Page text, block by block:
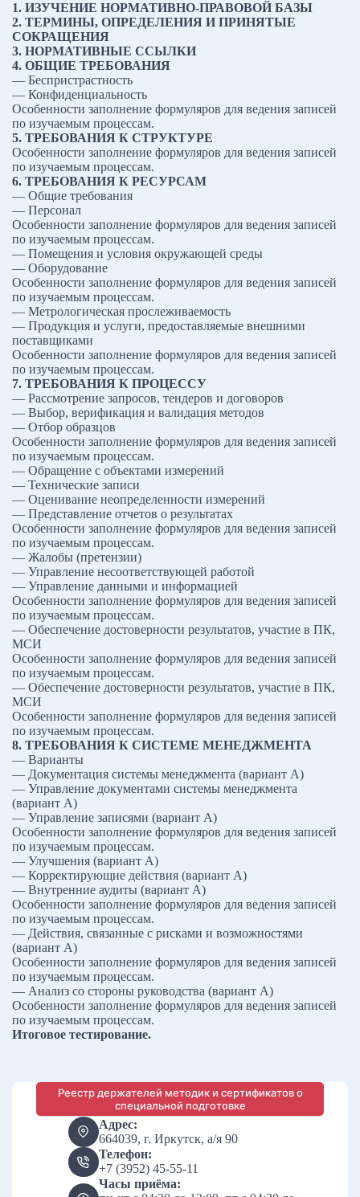
1. ИЗУЧЕНИЕ НОРМАТИВНО-ПРАВОВОЙ БАЗЫ
2. ТЕРМИНЫ, ОПРЕДЕЛЕНИЯ И ПРИНЯТЫЕ
СОКРАЩЕНИЯ
3. НОРМАТИВНЫЕ ССЫЛКИ
4. ОБЩИЕ ТРЕБОВАНИЯ
— Беспристрастность
— Конфиденциальность
Особенности заполнение формуляров для ведения записей
по изучаемым процессам.
5. ТРЕБОВАНИЯ К СТРУКТУРЕ
Особенности заполнение формуляров для ведения записей
по изучаемым процессам.
6. ТРЕБОВАНИЯ К РЕСУРСАМ
— Общие требования
— Персонал
Особенности заполнение формуляров для ведения записей
по изучаемым процессам.
— Помещения и условия окружающей среды
— Оборудование
Особенности заполнение формуляров для ведения записей
по изучаемым процессам.
— Метрологическая прослеживаемость
— Продукция и услуги, предоставляемые внешними
поставщиками
Особенности заполнение формуляров для ведения записей
по изучаемым процессам.
7. ТРЕБОВАНИЯ К ПРОЦЕССУ
— Рассмотрение запросов, тендеров и договоров
— Выбор, верификация и валидация методов
— Отбор образцов
Особенности заполнение формуляров для ведения записей
по изучаемым процессам.
— Обращение с объектами измерений
— Технические записи
— Оценивание неопределенности измерений
— Представление отчетов о результатах
Особенности заполнение формуляров для ведения записей
по изучаемым процессам.
— Жалобы (претензии)
— Управление несоответствующей работой
— Управление данными и информацией
Особенности заполнение формуляров для ведения записей
по изучаемым процессам.
— Обеспечение достоверности результатов, участие в ПК,
МСИ
Особенности заполнение формуляров для ведения записей
по изучаемым процессам.
— Обеспечение достоверности результатов, участие в ПК,
МСИ
Особенности заполнение формуляров для ведения записей
по изучаемым процессам.
8. ТРЕБОВАНИЯ К СИСТЕМЕ МЕНЕДЖМЕНТА
— Варианты
— Документация системы менеджмента (вариант A)
— Управление документами системы менеджмента
(вариант A)
— Управление записями (вариант A)
Особенности заполнение формуляров для ведения записей
по изучаемым процессам.
— Улучшения (вариант A)
— Корректирующие действия (вариант A)
— Внутренние аудиты (вариант A)
Особенности заполнение формуляров для ведения записей
по изучаемым процессам.
— Действия, связанные с рисками и возможностями
(вариант A)
Особенности заполнение формуляров для ведения записей
по изучаемым процессам.
— Анализ со стороны руководства (вариант A)
Особенности заполнение формуляров для ведения записей
по изучаемым процессам.
Итоговое тестирование.
Реестр держателей методик и сертификатов о
специальной подготовке
Адрес:
664039, г. Иркутск, а/я 90
Телефон:
+7 (3952) 45-55-11
Часы приёма: